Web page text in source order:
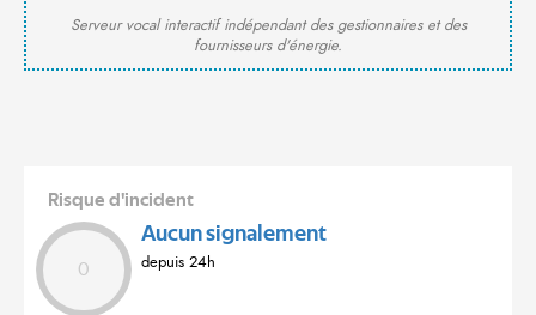
Serveur vocal interactif indépendant des gestionnaires et des
fournisseurs d'énergie.
Risque d'incident
0
Aucun signalement
depuis 24h